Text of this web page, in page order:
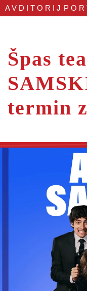
AVDITORIJ
Špas
termin